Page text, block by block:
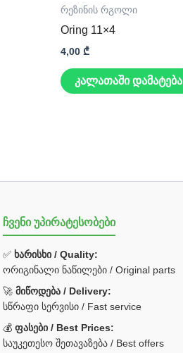
რეზინის რგოლი
Oring 11×4
4,00 ₾
კალათაში დამატება
ჩვენი უპირატესობები
✅ ხარისხი / Quality:
ორიგინალი ნაწილები / Original parts
🚀მიწოდება / Delivery:
სწრაფი სერვისი / Fast service
💰ფასები / Best Prices:
საუკეთესო შეთავაზება / Best offers